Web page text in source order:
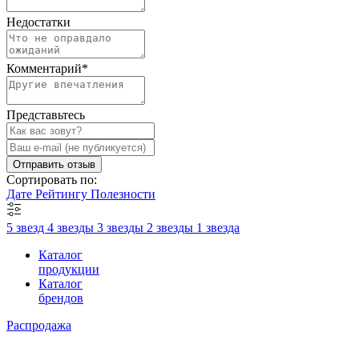
Недостатки
Комментарий*
Представьтесь
Отправить отзыв
Сортировать по:
Дате Рейтингу Полезности
5 звезд 4 звезды 3 звезды 2 звезды 1 звезда
Каталог
продукции
Каталог
брендов
Распродажа